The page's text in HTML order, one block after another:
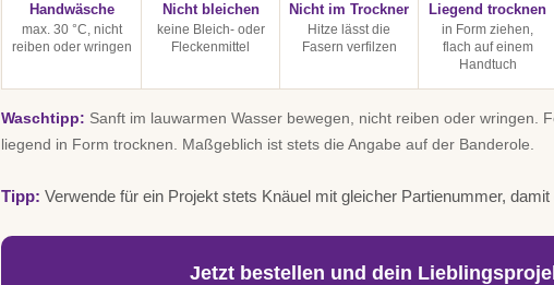
Handwäsche
max. 30 °C, nicht
reiben oder wringen
Nicht bleichen
keine Bleich- oder
Fleckenmittel
Nicht im Trockner
Hitze lässt die
Fasern verfilzen
Liegend trocknen
in Form ziehen,
flach auf einem
Handtuch
Waschtipp: Sanft im lauwarmen Wasser bewegen, nicht reiben oder wringen.
liegend in Form trocknen. Maßgeblich ist stets die Angabe auf der Banderole.
Tipp: Verwende für ein Projekt stets Knäuel mit gleicher Partienummer,
Jetzt bestellen und dein